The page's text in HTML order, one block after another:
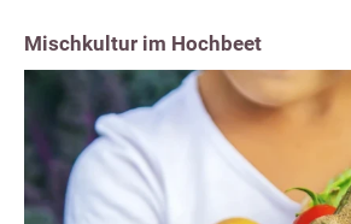
Mischkultur im Hochbeet